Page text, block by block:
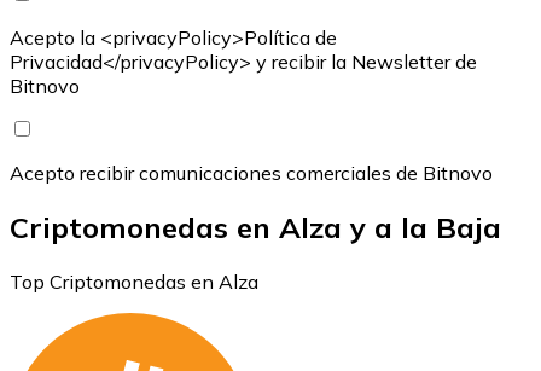
Acepto la <privacyPolicy>Política de
Privacidad</privacyPolicy> y recibir la Newsletter de
Bitnovo
Acepto recibir comunicaciones comerciales de Bitnovo
Criptomonedas en Alza y a la Baja
Top Criptomonedas en Alza